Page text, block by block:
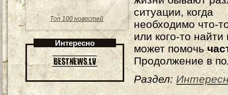
Топ 100 новостей
Интересно
ситуации, когда
необходимо что-
или кого-то найти
может помочь
Продолжение в
Раздел: